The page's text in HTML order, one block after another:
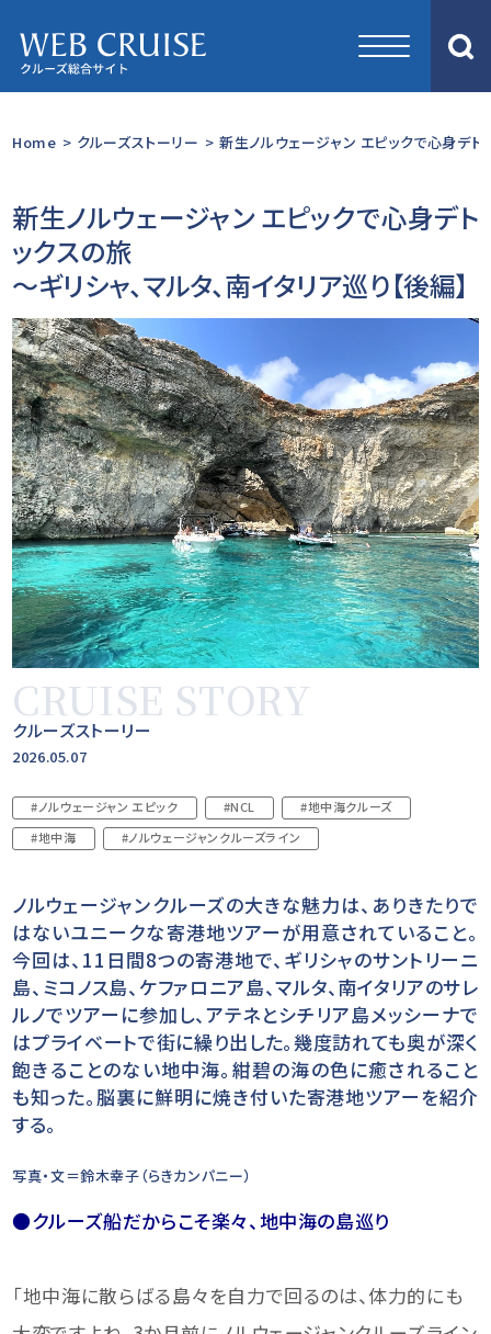
Home > クルーズストーリー > 新生ノルウェージャン エピックで心身デト
新生ノルウェージャン エピックで心身デト
ックスの旅
～ギリシャ、マルタ、南イタリア巡り【後編】
CRUISE STORY
クルーズストーリー
2026.05.07
#ノルウェージャン エピック #NCL
#地中海クルーズ
#地中海
#ノルウェージャンクルーズライン
ノルウェージャンクルーズの大きな魅力は、ありきたりで
はないユニークな寄港地ツアーが用意されていること。
今回は、11日間8つの寄港地で、ギリシャのサントリーニ
島、ミコノス島、ケファロニア島、マルタ、南イタリアのサレ
ルノでツアーに参加し、アテネとシチリア島メッシーナで
はプライベートで街に繰り出した。幾度訪れても奥が深く
飽きることのない地中海。紺碧の海の色に癒されること
も知った。脳裏に鮮明に焼き付いた寄港地ツアーを紹介
する。
写真・文＝鈴木幸子（らきカンパニー）
●クルーズ船だからこそ楽々、地中海の島巡り
「地中海に散らばる島々を自力で回るのは、体力的にも